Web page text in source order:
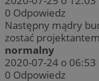
0 Odpowiedz
Następny mądry
zostać projektantem
normalny
2020-07-24 o 06:53
0 Odpowiedz